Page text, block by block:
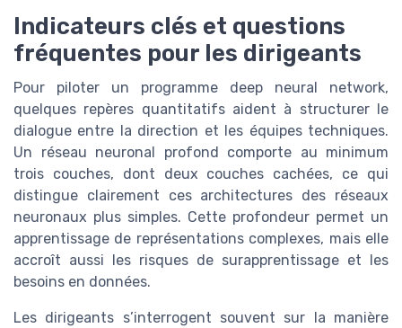
Indicateurs clés et questions
fréquentes pour les dirigeants
Pour piloter un programme deep neural network,
quelques repères quantitatifs aident à structurer le
dialogue entre la direction et les équipes techniques.
Un réseau neuronal profond comporte au minimum
trois couches, dont deux couches cachées, ce qui
distingue clairement ces architectures des réseaux
neuronaux plus simples. Cette profondeur permet un
apprentissage de représentations complexes, mais elle
accroît aussi les risques de surapprentissage et les
besoins en données.
Les dirigeants s’interrogent souvent sur la manière